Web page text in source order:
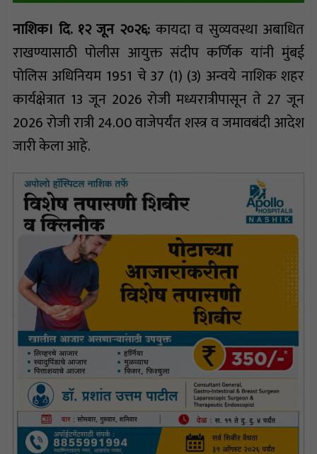
नाशिक। दि. १२ जून २०२६: कायदा व सुव्यवस्था अबाधित
राखण्यासाठी पोलीस आयुक्त संदीप कर्णिक यांनी मुंबई
पोलिस अधिनियम 1951 चे 37 (1) (3) अन्वये नाशिक शहर
कार्यक्षेत्रात 13 जून 2026 रोजी मध्यरात्रीपासून ते 27 जून
2026 रोजी रात्री 24.00 वाजेपर्यंत शस्त्र व जमावबंदी आदेश
जारी केला आहे.